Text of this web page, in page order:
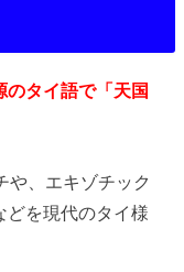
のタイ語で「天国
や、エキゾチック
どを現代のタイ様